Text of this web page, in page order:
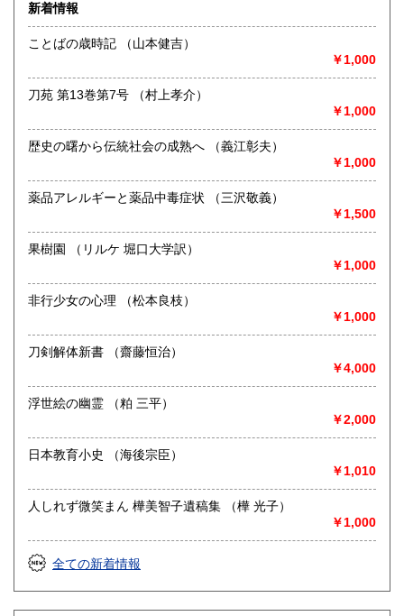
熊本県 600円 大分県 600円
600円
沖縄県 600円
を主としておりますので事務所と倉庫のみです。お問合せは
Ｅメール又はＦＡＸでお願い致します。
最寄駅：花巻駅・新花巻駅
営業時間：10:00〜17:30
書籍の買取について
関らずお問合せください。
取り扱い分野
歴史、社会科学
新着情報
ことばの歳時記 （山本健吉）
￥1,000
刀苑 第13巻第7号 （村上孝介）
￥1,000
歴史の曙から伝統社会の成熟へ （義江彰夫）
￥1,000
薬品アレルギーと薬品中毒症状 （三沢敬義）
￥1,500
果樹園 （リルケ 堀口大学訳）
￥1,000
非行少女の心理 （松本良枝）
￥1,000
刀剣解体新書 （齋藤恒治）
￥4,000
浮世絵の幽霊 （粕 三平）
￥2,000
日本教育小史 （海後宗臣）
￥1,010
人しれず微笑まん 樺美智子遺稿集 （樺 光子）
￥1,000
全ての新着情報